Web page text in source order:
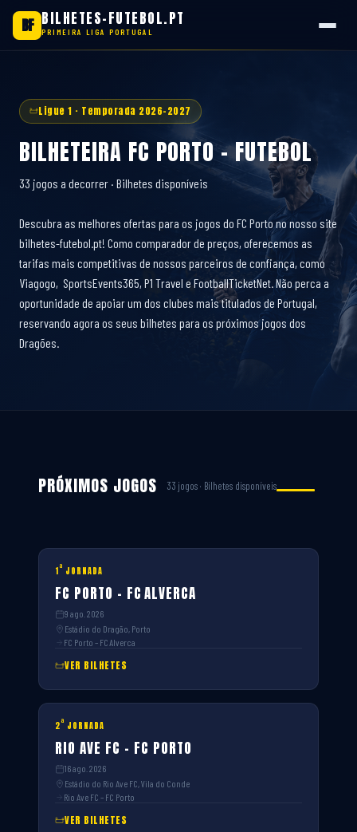
BF BILHETES-FUTEBOL.PT
PRIMEIRA LIGA PORTUGAL
conteúdo
Ligue 1 · Temporada 2026-2027
BILHETEIRA FC PORTO - FUTEBOL
33 jogos a decorrer · Bilhetes disponíveis
Descubra as melhores ofertas para os jogos do FC Porto no nosso site
bilhetes-futebol.pt! Como comparador de preços, oferecemos as
tarifas mais competitivas de nossos parceiros de confiança, como
Viagogo, SportsEvents365, P1 Travel e FootballTicketNet. Não perca a
oportunidade de apoiar um dos clubes mais titulados de Portugal,
reservando agora os seus bilhetes para os próximos jogos dos
Dragões.
PRÓXIMOS JOGOS 33 jogos · Bilhetes disponíveis
1ª JORNADA
FC PORTO – FC ALVERCA
9 ago. 2026
Estádio do Dragão, Porto
FC Porto – FC Alverca
VER BILHETES
2ª JORNADA
RIO AVE FC – FC PORTO
16 ago. 2026
Estádio do Rio Ave FC, Vila do Conde
Rio Ave FC – FC Porto
VER BILHETES